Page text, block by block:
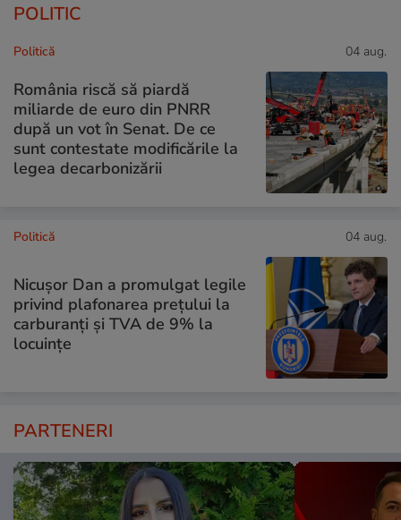
POLITIC
Politică 04 aug.
România riscă să piardă
miliarde de euro din PNRR
după un vot în Senat. De ce
sunt contestate modificările la
legea decarbonizării
Politică 04 aug.
Nicușor Dan a promulgat legile
privind plafonarea prețului la
carburanți și TVA de 9% la
locuințe
PARTENERI